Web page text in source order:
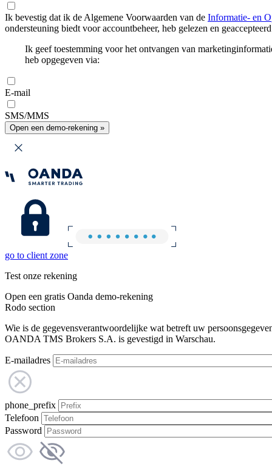
Ik bevestig dat ik de Algemene Voorwaarden van de Informatie- en
ondersteuning biedt voor accountbeheer, heb gelezen en
Ik geef toestemming voor het ontvangen van
heb opgegeven via:
E-mail
SMS/MMS
Open een demo-rekening »
go to client zone
Test onze rekening
Open een gratis Oanda demo-rekening
Rodo section
Wie is de gegevensverantwoordelijke wat betreft uw
OANDA TMS Brokers S.A. is gevestigd in Warschau.
E-mailadres
phone_prefix
Telefoon
Password